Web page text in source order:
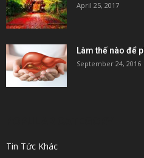
April 25, 2017
Làm thế nào để
September 24, 2016
Tin Tức Khác